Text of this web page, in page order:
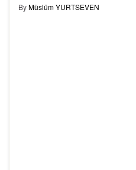
ByMüslüm YURTSEVEN